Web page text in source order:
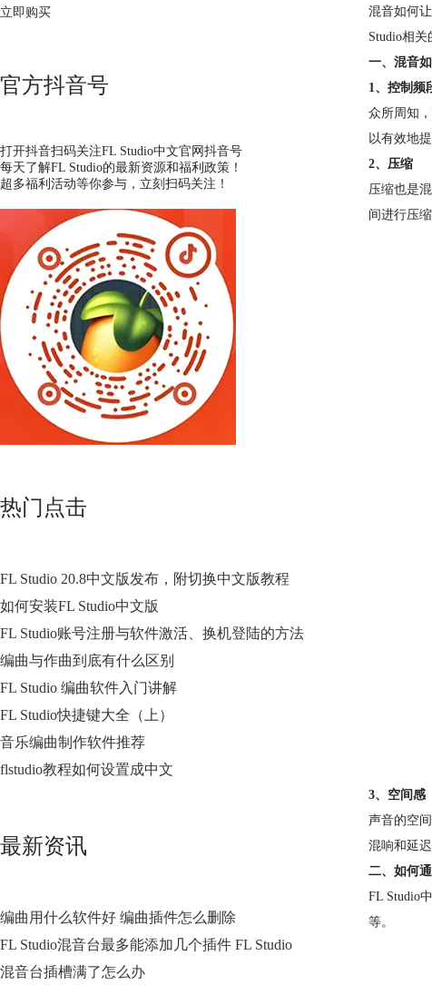
立即购买
官方抖音号
打开抖音扫码关注FL Studio中文官网抖音号
每天了解FL Studio的最新资源和福利政策！
超多福利活动等你参与，立刻扫码关注！
热门点击
FL Studio 20.8中文版发布，附切换中文版教程
如何安装FL Studio中文版
FL Studio账号注册与软件激活、换机登陆的方法
编曲与作曲到底有什么区别
FL Studio 编曲软件入门讲解
FL Studio快捷键大全（上）
音乐编曲制作软件推荐
flstudio教程如何设置成中文
最新资讯
编曲用什么软件好 编曲插件怎么删除
FL Studio混音台最多能添加几个插件 FL Studio
混音台插槽满了怎么办
混音如何
Studio相关
一、混音
1、控制频
众所周知
以有效地
2、压缩
压缩也是
间进行压
3、空间感
声音的空
混响和延
二、如何
FL Studio
等。